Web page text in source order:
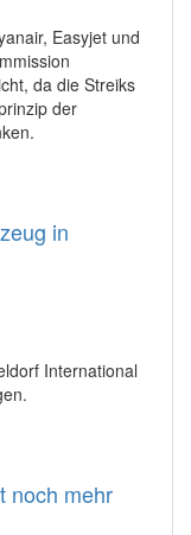
Easyjet und
da die Streiks
der
in
International
noch mehr